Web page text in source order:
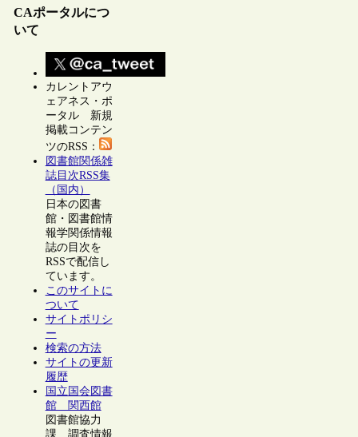
CAポータルにつ
いて
カレントアウ
ェアネス・ポ
ータル 新規
掲載コンテン
ツのRSS：
図書館関係雑
誌目次RSS集
（国内）
日本の図書
館・図書館情
報学関係情報
誌の目次を
RSSで配信し
ています。
このサイトに
ついて
サイトポリシ
ー
検索の方法
サイトの更新
履歴
国立国会図書
館 関西館
図書館協力
課 調査情報